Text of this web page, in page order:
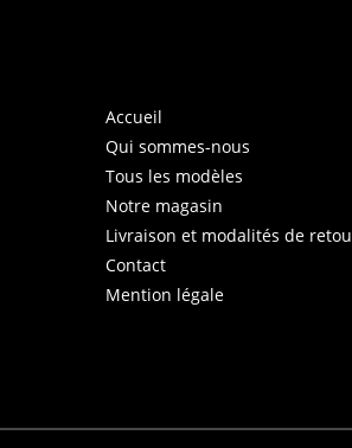
Accueil
Qui sommes-nous
Tous les modèles
Notre magasin
Livraison et modalités de
Contact
Mention légale